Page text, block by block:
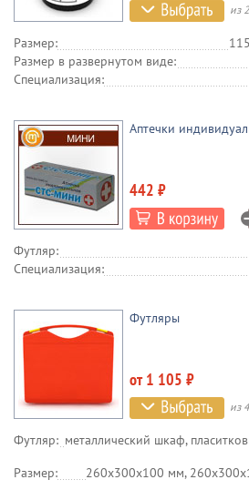
из
Размер:
Размер в развернутом виде:
Специализация:
Аптечки
442 ₽
Футляр:
Специализация:
Футляры
от 1 105 ₽
из
Футляр: металлический шкаф,
Размер:
260х300х100 мм,